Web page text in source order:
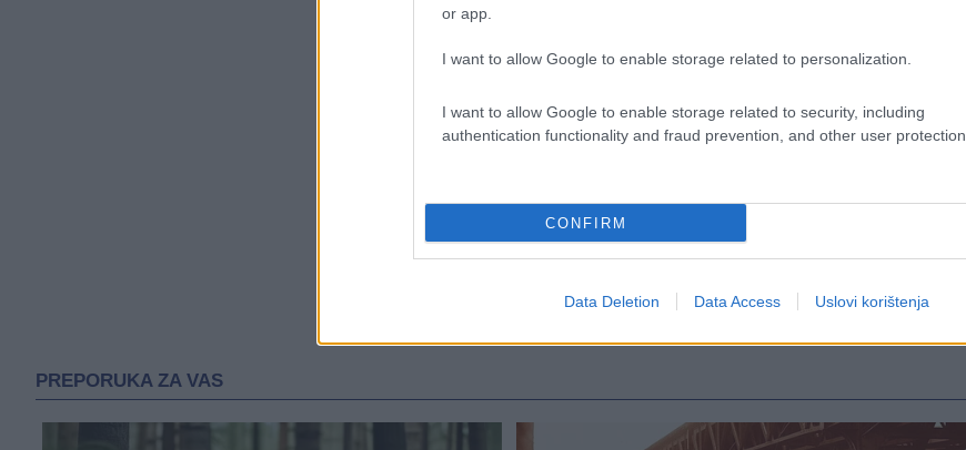
or app.
I want to allow Google to enable storage related to personalization.
I want to allow Google to enable storage related to security, including
authentication functionality and fraud prevention, and other user protection.
CONFIRM
Data Deletion Data Access Uslovi korištenja